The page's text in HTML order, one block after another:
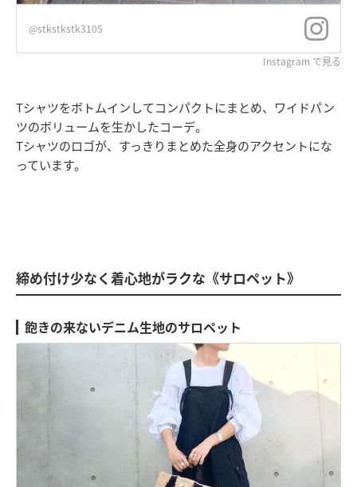
@stkstkstk3105
Instagram で見る
Tシャツをボトムインしてコンパクトにまとめ、ワイドパン
ツのボリュームを生かしたコーデ。
Tシャツのロゴが、すっきりまとめた全身のアクセントにな
っています。
締め付け少なく着心地がラクな《サロペット》
飽きの来ないデニム生地のサロペット